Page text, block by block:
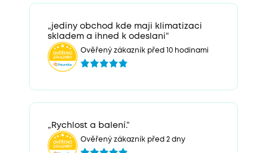
„jediny obchod kde maji klimatizaci
skladem a ihned k odeslani“
Ověřený zákazník před 10 hodinami
„Rychlost a balení.“
Ověřený zákazník před 2 dny